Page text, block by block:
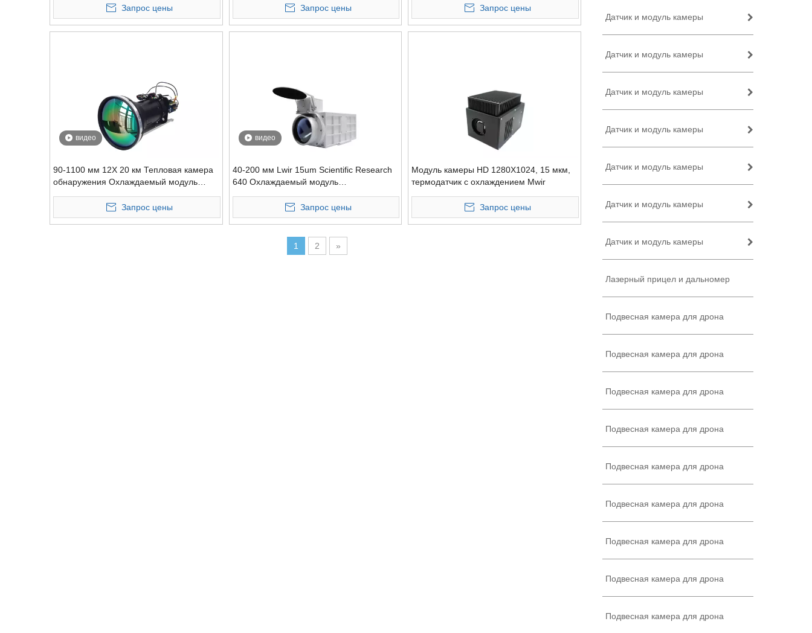
Запрос цены
Запрос цены
Запрос цены
видео
90-1100 мм 12X 20 км Тепловая камера
обнаружения Охлаждаемый модуль
Запрос цены
видео
40-200 мм Lwir 15um Scientific Research
640 Охлаждаемый модуль
Запрос цены
Модуль камеры HD 1280X1024, 15 мкм,
термодатчик с охлаждением Mwir
Запрос цены
1 2 »
Датчик и модуль камеры
Датчик и модуль камеры
Датчик и модуль камеры
Датчик и модуль камеры
Датчик и модуль камеры
Датчик и модуль камеры
Датчик и модуль камеры
Лазерный прицел и дальномер
Подвесная камера для дрона
Подвесная камера для дрона
Подвесная камера для дрона
Подвесная камера для дрона
Подвесная камера для дрона
Подвесная камера для дрона
Подвесная камера для дрона
Подвесная камера для дрона
Подвесная камера для дрона